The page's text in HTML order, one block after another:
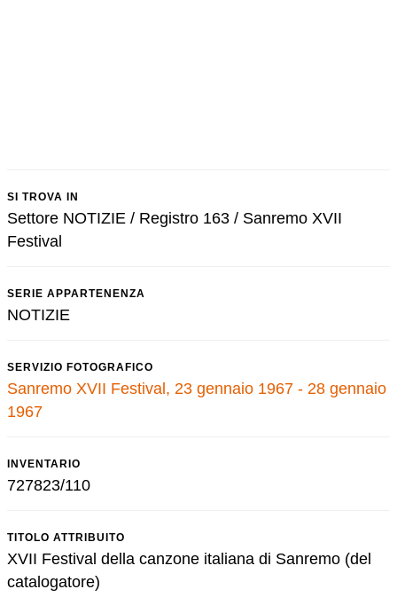
SI TROVA IN
Settore NOTIZIE / Registro 163 / Sanremo XVII
Festival
SERIE APPARTENENZA
NOTIZIE
SERVIZIO FOTOGRAFICO
Sanremo XVII Festival, 23 gennaio 1967 - 28 gennaio
1967
INVENTARIO
727823/110
TITOLO ATTRIBUITO
XVII Festival della canzone italiana di Sanremo (del
catalogatore)